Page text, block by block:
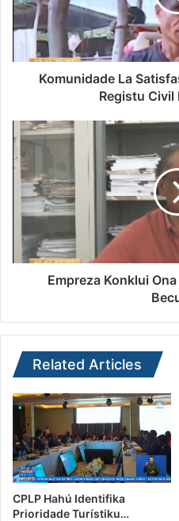
Komunidade La
Registu Civil
Empreza Konklui
Related Articles
CPLP Hahú Identifika
Prioridade Turístiku…